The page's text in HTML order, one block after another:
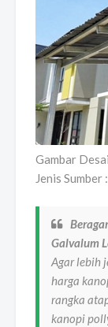
Gambar
Jenis
Galvalum
Agar lebih
harga
rangka
kanopi